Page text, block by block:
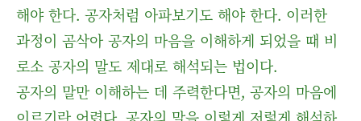
해야 한다. 공자처럼 아파보기도 해야 한다. 이러한
과정이 곰삭아 공자의 마음을 이해하게 되었을 때 비
로소 공자의 말도 제대로 해석되는 법이다.
공자의 말만 이해하는 데 주력한다면, 공자의 마음에